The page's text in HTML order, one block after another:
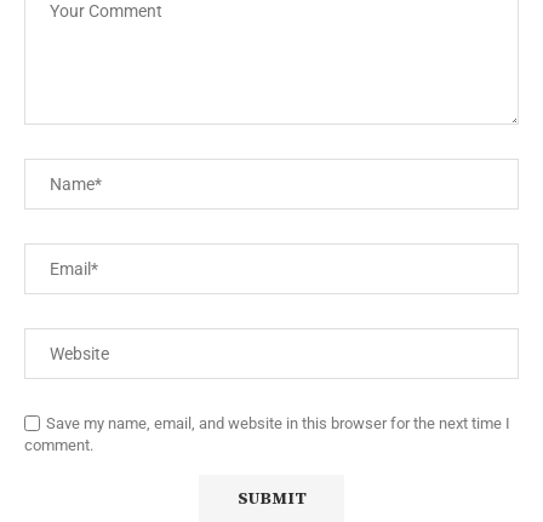
Save my name, email, and website in this browser for the next time I
comment.